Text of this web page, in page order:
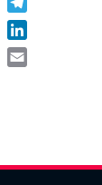
Telegram
LinkedIn